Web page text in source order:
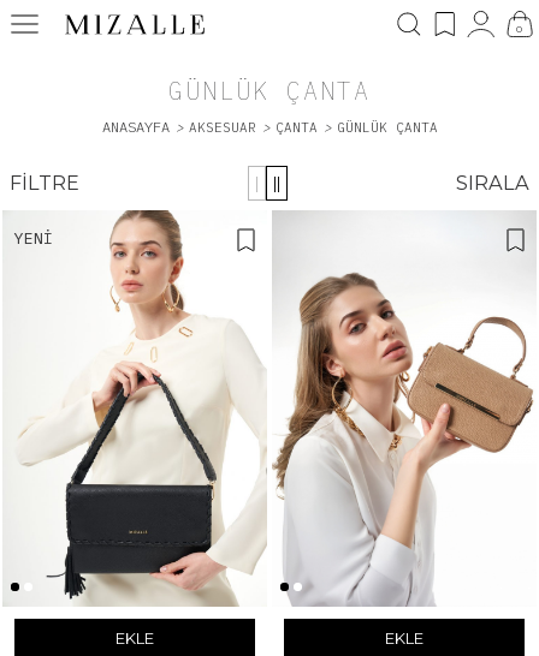
0
GÜNLÜK ÇANTA
ANASAYFA > AKSESUAR > ÇANTA > GÜNLÜK ÇANTA
FILTRE | || SIRALA
YENI
EKLE EKLE